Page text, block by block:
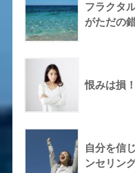
フラクタ
がただの
恨みは損
自分を信
ンセリン